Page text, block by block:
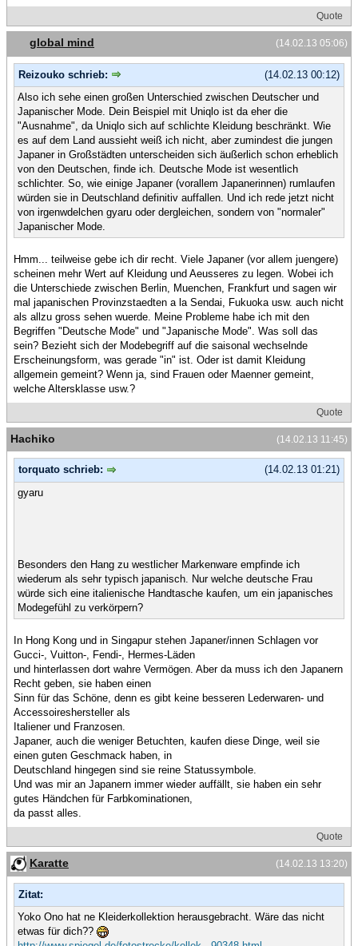
Quote
(14.02.13 05:06)
global mind
(14.02.13 00:12)
Reizouko schrieb:
Also ich sehe einen großen Unterschied zwischen Deutscher und
Japanischer Mode. Dein Beispiel mit Uniqlo ist da eher die
"Ausnahme", da Uniqlo sich auf schlichte Kleidung beschränkt. Wie
es auf dem Land aussieht weiß ich nicht, aber zumindest die jungen
Japaner in Großstädten unterscheiden sich äußerlich schon erheblich
von den Deutschen, finde ich. Deutsche Mode ist wesentlich
schlichter. So, wie einige Japaner (vorallem Japanerinnen) rumlaufen
würden sie in Deutschland definitiv auffallen. Und ich rede jetzt nicht
von irgenwdelchen gyaru oder dergleichen, sondern von "normaler"
Japanischer Mode.
Hmm... teilweise gebe ich dir recht. Viele Japaner (vor allem juengere)
scheinen mehr Wert auf Kleidung und Aeusseres zu legen. Wobei ich
die Unterschiede zwischen Berlin, Muenchen, Frankfurt und sagen wir
mal japanischen Provinzstaedten a la Sendai, Fukuoka usw. auch nicht
als allzu gross sehen wuerde. Meine Probleme habe ich mit den
Begriffen "Deutsche Mode" und "Japanische Mode". Was soll das
sein? Bezieht sich der Modebegriff auf die saisonal wechselnde
Erscheinungsform, was gerade "in" ist. Oder ist damit Kleidung
allgemein gemeint? Wenn ja, sind Frauen oder Maenner gemeint,
welche Altersklasse usw.?
Quote
(14.02.13 11:45)
Hachiko
(14.02.13 01:21)
torquato schrieb:
gyaru
Besonders den Hang zu westlicher Markenware empfinde ich
wiederum als sehr typisch japanisch. Nur welche deutsche Frau
würde sich eine italienische Handtasche kaufen, um ein japanisches
Modegefühl zu verkörpern?
In Hong Kong und in Singapur stehen Japaner/innen Schlagen vor
Gucci-, Vuitton-, Fendi-, Hermes-Läden
und hinterlassen dort wahre Vermögen. Aber da muss ich den Japanern
Recht geben, sie haben einen
Sinn für das Schöne, denn es gibt keine besseren Lederwaren- und
Accessoireshersteller als
Italiener und Franzosen.
Japaner, auch die weniger Betuchten, kaufen diese Dinge, weil sie
einen guten Geschmack haben, in
Deutschland hingegen sind sie reine Statussymbole.
Und was mir an Japanern immer wieder auffällt, sie haben ein sehr
gutes Händchen für Farbkominationen,
da passt alles.
Quote
(14.02.13 13:20)
Karatte
Zitat:
Yoko Ono hat ne Kleiderkollektion herausgebracht. Wäre das nicht
etwas für dich??